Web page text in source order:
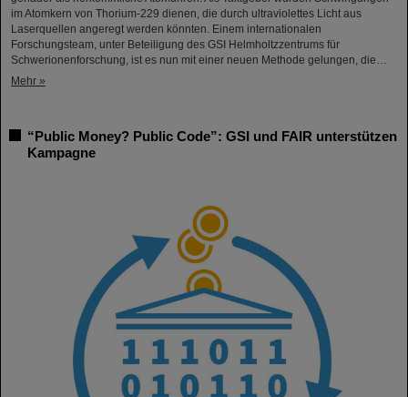
im Atomkern von Thorium-229 dienen, die durch ultraviolettes Licht aus
Laserquellen angeregt werden könnten. Einem internationalen
Forschungsteam, unter Beteiligung des GSI Helmholtzzentrums für
Schwerionenforschung, ist es nun mit einer neuen Methode gelungen, die…
Mehr »
“Public Money? Public Code”: GSI und FAIR unterstützen
Kampagne